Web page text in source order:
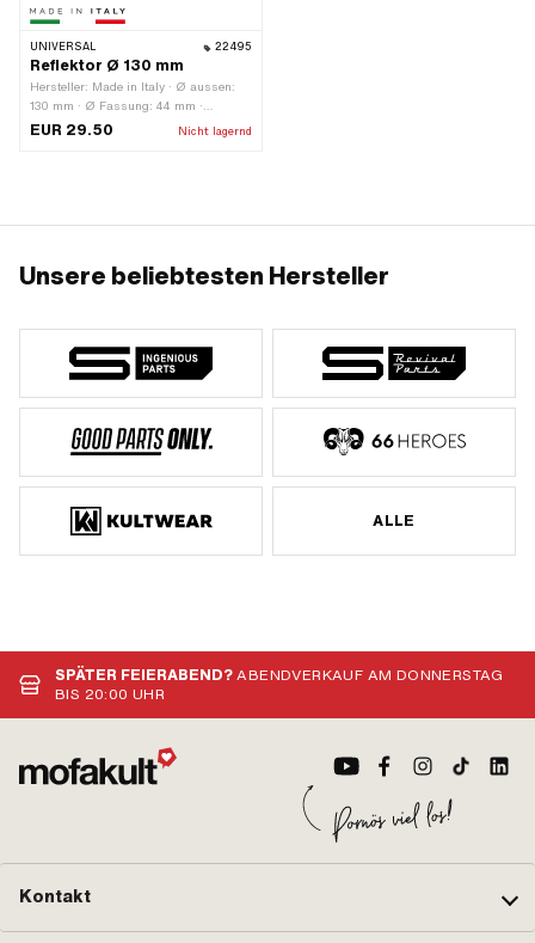
UNIVERSAL 22495
Reflektor Ø 130 mm
Hersteller: Made in Italy · Ø aussen:
130 mm · Ø Fassung: 44 mm ·
Oberfläche: verchromt · Tiefe: 43 mm
EUR 29.50 Nicht lagernd
Unsere beliebtesten Hersteller
ALLE
SPÄTER FEIERABEND?ABENDVERKAUF AM DONNERSTAG
BIS 20:00 UHR
Kontakt